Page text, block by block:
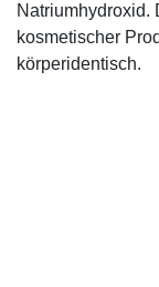
Natriumhydroxid.
kosmetischer
körperidentisch.